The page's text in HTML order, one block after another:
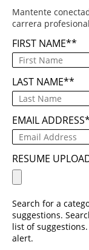
Mantente
carrera
FIRST NAME*
LAST NAME*
EMAIL ADDRESS*
RESUME
Search for a
suggestions.
list of
alert.